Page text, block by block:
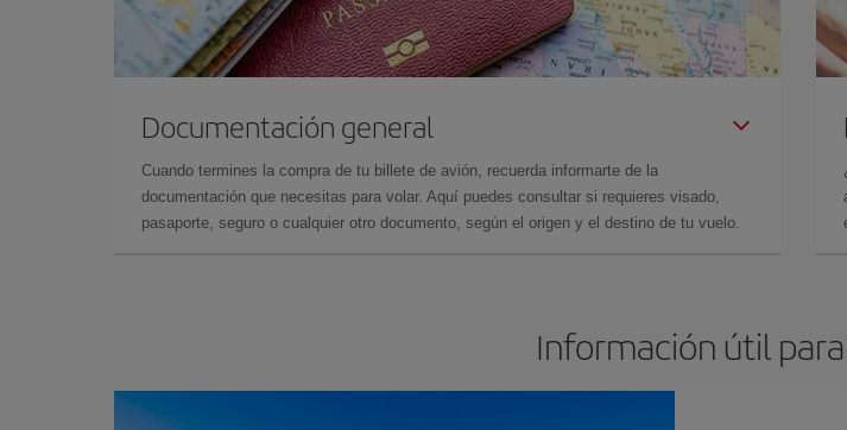
Documentación general
Cuando termines la compra de tu billete de avión, recuerda informarte de la
documentación que necesitas para volar. Aquí puedes consultar si requieres visado,
pasaporte, seguro o cualquier otro documento, según el origen y el destino de tu vuelo.
Información útil